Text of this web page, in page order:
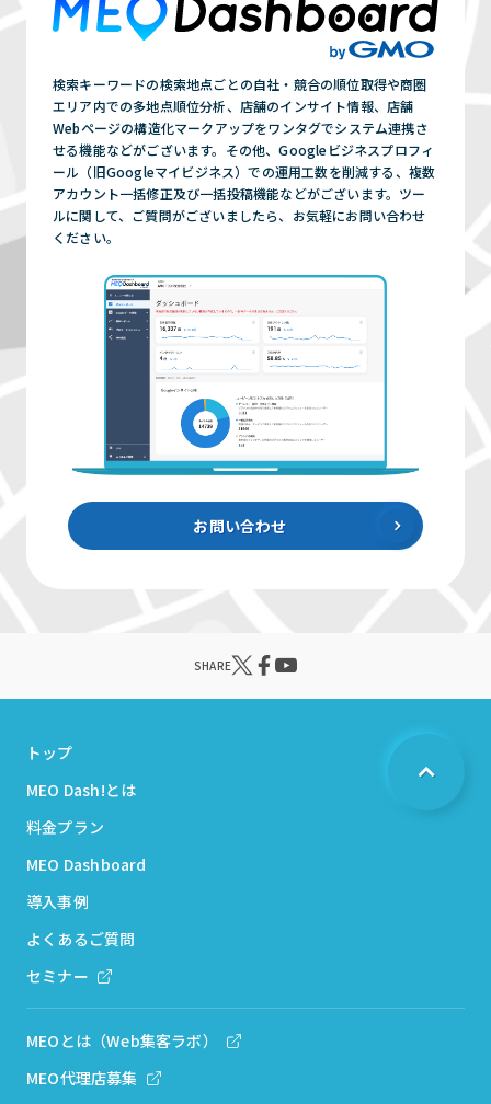
検索キーワードの検索地点ごとの自社・競合の順位取得や商圏
エリア内での多地点順位分析、店舗のインサイト情報、店舗
Webページの構造化マークアップをワンタグでシステム連携さ
せる機能などがございます。その他、Googleビジネスプロフィ
ール（旧Googleマイビジネス）での運用工数を削減する、複数
アカウント一括修正及び一括投稿機能などがございます。ツー
ルに関して、ご質問がございましたら、お気軽にお問い合わせ
ください。
お問い合わせ
SHARE
トップ
MEO Dash!とは
料金プラン
MEO Dashboard
導入事例
よくあるご質問
セミナー
MEOとは（Web集客ラボ）
MEO代理店募集